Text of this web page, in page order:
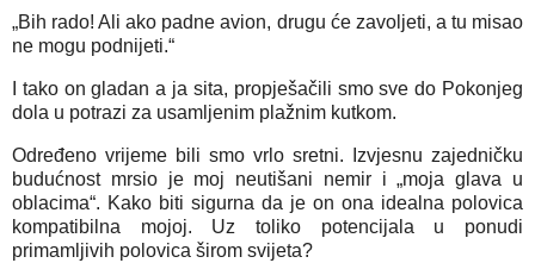
„Bih rado! Ali ako padne avion, drugu će zavoljeti, a tu misao
ne mogu podnijeti.“
I tako on gladan a ja sita, propješačili smo sve do Pokonjeg
dola u potrazi za usamljenim plažnim kutkom.
Određeno vrijeme bili smo vrlo sretni. Izvjesnu zajedničku
budućnost mrsio je moj neutišani nemir i „moja glava u
oblacima“. Kako biti sigurna da je on ona idealna polovica
kompatibilna mojoj. Uz toliko potencijala u ponudi
primamljivih polovica širom svijeta?